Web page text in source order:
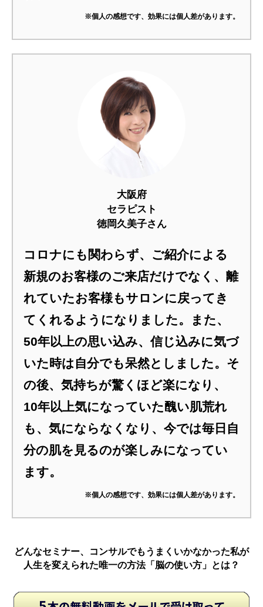
※個人の感想です、効果には個人差があります。
大阪府
セラピスト
徳岡久美子さん
コロナにも関わらず、ご紹介による
新規のお客様のご来店だけでなく、離
れていたお客様もサロンに戻ってき
てくれるようになりました。また、
50年以上の思い込み、信じ込みに気づ
いた時は自分でも呆然としました。そ
の後、気持ちが驚くほど楽になり、
10年以上気になっていた醜い肌荒れ
も、気にならなくなり、今では毎日自
分の肌を見るのが楽しみになってい
ます。
※個人の感想です、効果には個人差があります。
どんなセミナー、コンサルでもうまくいかなかった私が
人生を変えられた唯一の方法「脳の使い方」とは？